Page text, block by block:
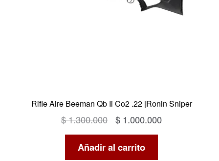
Rifle Aire Beeman Qb Ii Co2 .22 |Ronin Sniper
$1.300.000
El
precio
original
$ 1.000.000El
Añadir al carrito